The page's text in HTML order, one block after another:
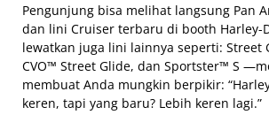
Pengunjung bisa melihat langsung Pan
dan lini Cruiser terbaru di booth Harley-
lewatkan juga lini lainnya seperti: Street
CVO™ Street Glide, dan Sportster™ S
membuat Anda mungkin berpikir:
keren, tapi yang baru? Lebih keren lagi.”